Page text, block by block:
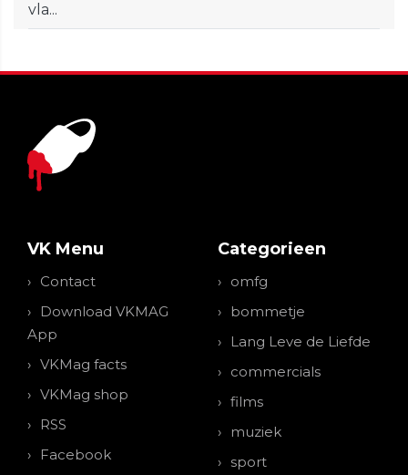
vla...
VK Menu
Contact
Download VKMAG
App
VKMag facts
VKMag shop
RSS
Facebook
Categorieen
omfg
bommetje
Lang Leve de Liefde
commercials
films
muziek
sport